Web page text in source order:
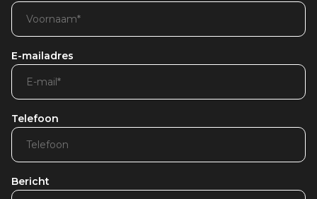
E-mailadres
Telefoon
Bericht